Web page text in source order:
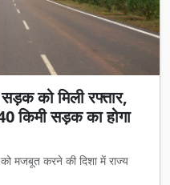
को मिली रफ्तार,
किमी सड़क का होगा
मजबूत करने की दिशा में राज्य